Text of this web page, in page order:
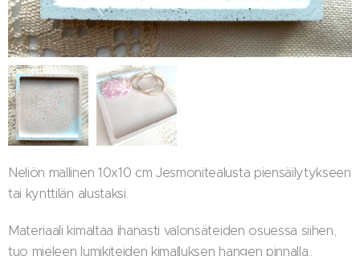
Neliön mallinen 10x10 cm Jesmonitealusta piensäilytykseen
tai kynttilän alustaksi.
Materiaali kimaltaa ihanasti valonsäteiden osuessa siihen,
tuo mieleen lumikiteiden kimalluksen hangen pinnalla..